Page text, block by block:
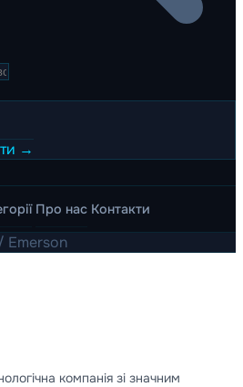
→
Про нас Контакти
Emerson
компанія зі значним